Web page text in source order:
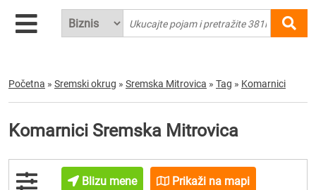
Početna » Sremski okrug » Sremska Mitrovica » Tag » Komarnici
Komarnici Sremska Mitrovica
Blizu mene Prikaži na mapi